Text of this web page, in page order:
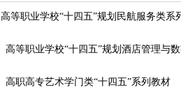
高等职业学校“十四五”规划民航服务类系
高等职业学校“十四五”规划酒店管理与
高职高专艺术学门类“十四五”系列教材